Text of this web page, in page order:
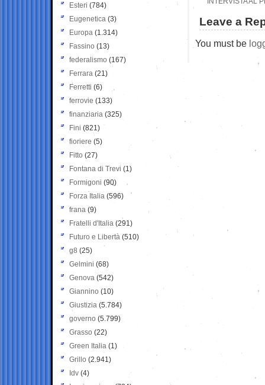
Leave a
You must be
Esteri (784)
Eugenetica (3)
Europa (1.314)
Fassino (13)
federalismo (167)
Ferrara (21)
Ferretti (6)
ferrovie (133)
finanziaria (325)
Fini (821)
fioriere (5)
Fitto (27)
Fontana di Trevi (1)
Formigoni (90)
Forza Italia (596)
frana (9)
Fratelli d'Italia (291)
Futuro e Libertà (510)
g8 (25)
Gelmini (68)
Genova (542)
Giannino (10)
Giustizia (5.784)
governo (5.799)
Grasso (22)
Green Italia (1)
Grillo (2.941)
Idv (4)